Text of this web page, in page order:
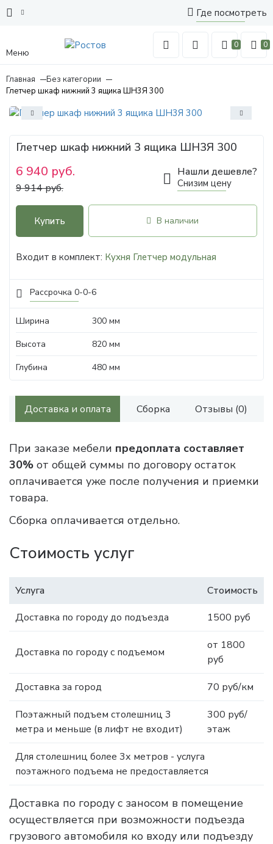
Где посмотреть
Меню
0 0
Главная
Без категории
Глетчер шкаф нижний 3 ящика ШН3Я 300
Рассрочка 0-0-6
Глетчер шкаф нижний 3 ящика ШН3Я 300
6 940 руб.
9 914 руб.
Нашли дешевле?
Снизим цену
Купить В наличии
Входит в комплект: Кухня Глетчер модульная
Ширина
300 мм
Высота
820 мм
Глубина
480 мм
Доставка и оплата Сборка Отзывы (0)
При заказе мебели предоплата составляет
30% от общей суммы по договору остаток
оплачивается уже после получения и приемки
товара.
Сборка оплачивается отдельно.
Стоимость услуг
Услуга
Стоимость
Доставка по городу до подъезда
1500 руб
Доставка по городу с подъемом
от 1800
руб
Доставка за город 70 руб/км
Поэтажный подъем столешниц 3
метра и меньше (в лифт не входит)
300 руб/
этаж
Для столешниц более 3х метров - услуга
поэтажного подъема не предоставляется
Доставка по городу с заносом в помещение
осуществляется при возможности подъезда
грузового автомобиля ко входу или подъезду